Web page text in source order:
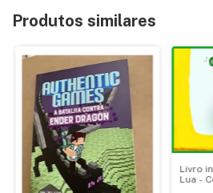
Produtos similares
Livro
Lua -